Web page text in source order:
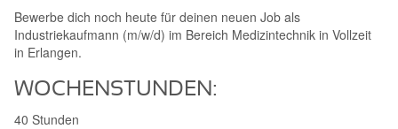
Bewerbe dich noch heute für deinen neuen Job als
Industriekaufmann (m/w/d) im Bereich Medizintechnik in Vollzeit
in Erlangen.
WOCHENSTUNDEN:
40 Stunden